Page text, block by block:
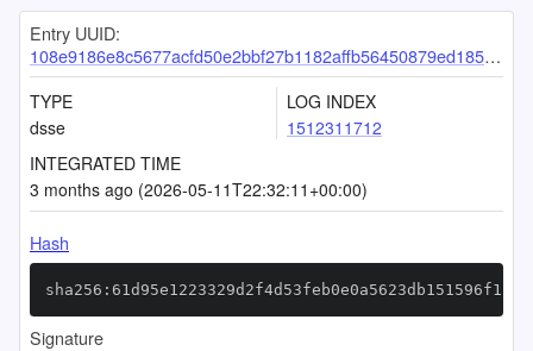
Entry UUID:
108e9186e8c5677acfd50e2bbf27b1182affb56450879ed185d14aacf8bd10ccf6101d3436469cea
TYPE
dsse
LOG INDEX
1512311712
INTEGRATED TIME
3 months ago (2026-05-11T22:32:11+00:00)
Hash
Signature